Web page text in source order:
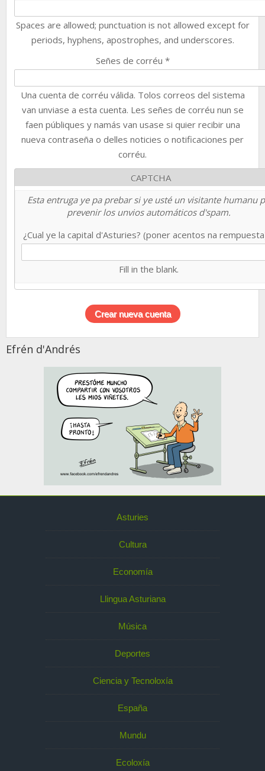
Spaces are allowed; punctuation is not allowed except for
periods, hyphens, apostrophes, and underscores.
Señes de corréu *
Una cuenta de corréu válida. Tolos correos del sistema
van unviase a esta cuenta. Les señes de corréu nun se
faen públiques y namás van usase si quier recibir una
nueva contraseña o delles noticies o notificaciones per
corréu.
CAPTCHA
Esta entruga ye pa prebar si ye usté un visitante humanu
prevenir los unvios automáticos d'spam.
¿Cual ye la capital d'Asturies? (poner acentos na
Fill in the blank.
Efrén d'Andrés
Asturies
Cultura
Economía
Llingua Asturiana
Música
Deportes
Ciencia y Tecnoloxía
España
Mundu
Ecoloxía